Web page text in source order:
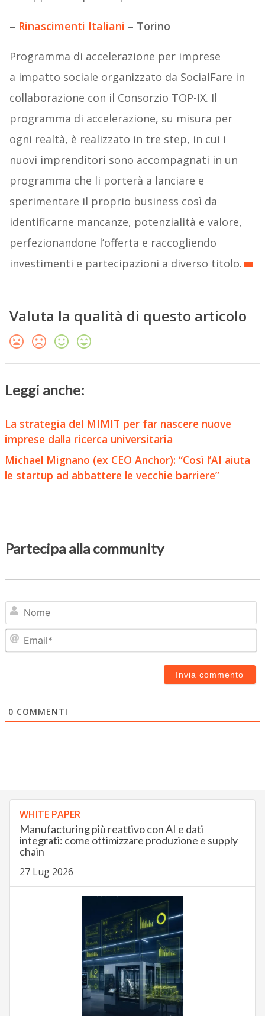
– Rinascimenti Italiani – Torino
Programma di accelerazione per imprese
a impatto sociale organizzato da SocialFare in
collaborazione con il Consorzio TOP-IX. Il
programma di accelerazione, su misura per
ogni realtà, è realizzato in tre step, in cui i
nuovi imprenditori sono accompagnati in un
programma che li porterà a lanciare e
sperimentare il proprio business così da
identificarne mancanze, potenzialità e valore,
perfezionandone l’offerta e raccogliendo
investimenti e partecipazioni a diverso titolo.
Valuta la qualità di questo articolo
Leggi anche:
La strategia del MIMIT per far nascere nuove
imprese dalla ricerca universitaria
Michael Mignano (ex CEO Anchor): “Così l’AI aiuta
le startup ad abbattere le vecchie barriere”
Partecipa alla community
0 COMMENTI
WHITE PAPER
Manufacturing più reattivo con AI e dati
integrati: come ottimizzare produzione e supply
chain
27 Lug 2026